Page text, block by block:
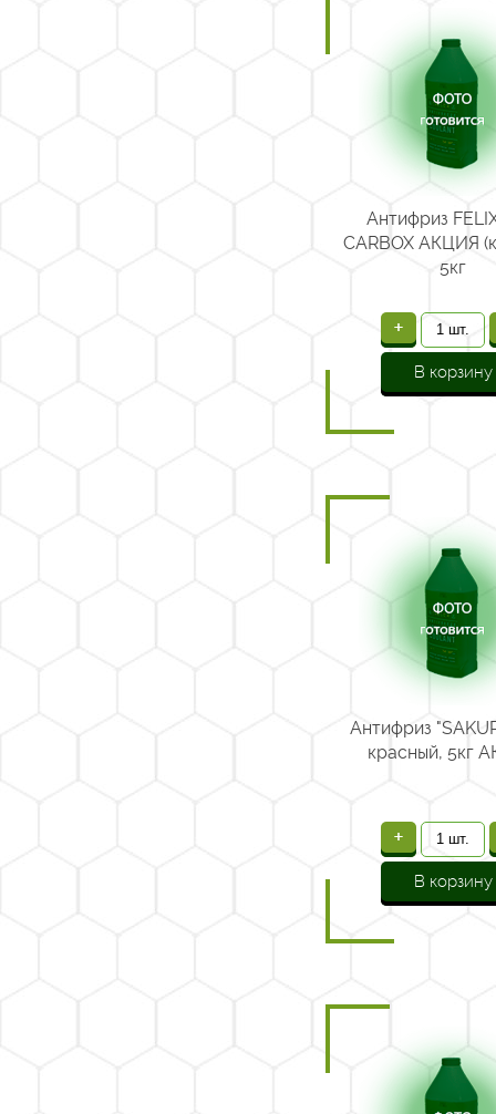
Антифриз
CARBOX АКЦИЯ
5кг
+
В корзину
Антифриз
красный, 5кг
+
В корзину